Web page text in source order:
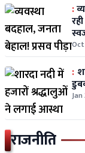
:
Oct
:
राजनीति